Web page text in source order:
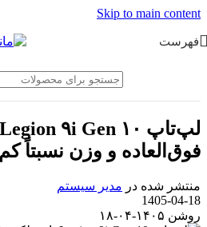
Skip to main content
فهرست
فوق‌العاده و وزن نسبتاً
منتشر شده در مدیر سیستم
1405-04-18
روشن ۱۴۰۵-۰۴-۱۸